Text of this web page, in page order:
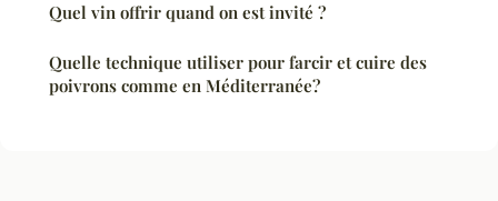
Quel vin offrir quand on est invité ?
Quelle technique utiliser pour farcir et cuire des
poivrons comme en Méditerranée?